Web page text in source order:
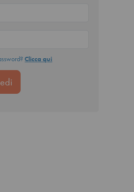
Clicca qui